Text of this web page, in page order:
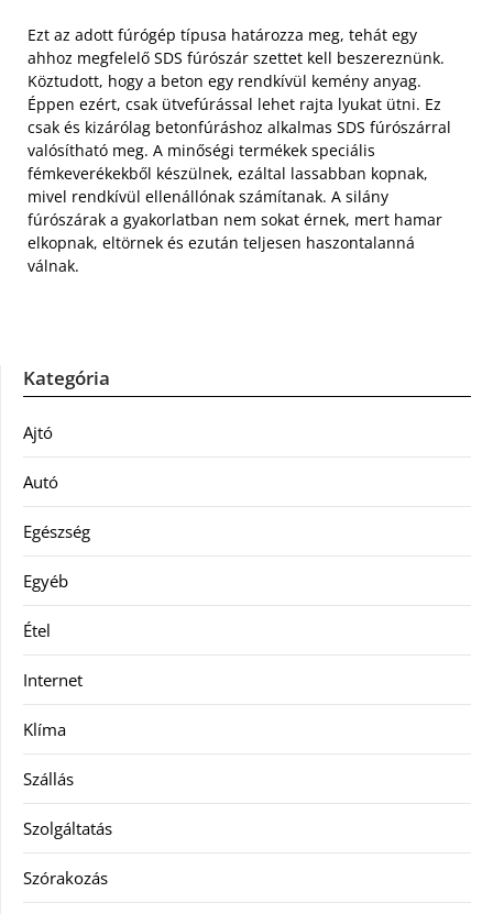
Ezt az adott fúrógép típusa határozza meg, tehát egy
ahhoz megfelelő SDS fúrószár szettet kell beszereznünk.
Köztudott, hogy a beton egy rendkívül kemény anyag.
Éppen ezért, csak ütvefúrással lehet rajta lyukat ütni. Ez
csak és kizárólag betonfúráshoz alkalmas SDS fúrószárral
valósítható meg. A minőségi termékek speciális
fémkeverékekből készülnek, ezáltal lassabban kopnak,
mivel rendkívül ellenállónak számítanak. A silány
fúrószárak a gyakorlatban nem sokat érnek, mert hamar
elkopnak, eltörnek és ezután teljesen haszontalanná
válnak.
Kategória
Ajtó
Autó
Egészség
Egyéb
Étel
Internet
Klíma
Szállás
Szolgáltatás
Szórakozás